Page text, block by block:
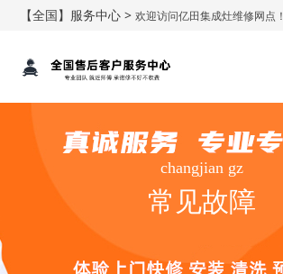
【全国】服务中心 >欢迎访问亿田集成灶维修网点！
changjian gz
常见故障